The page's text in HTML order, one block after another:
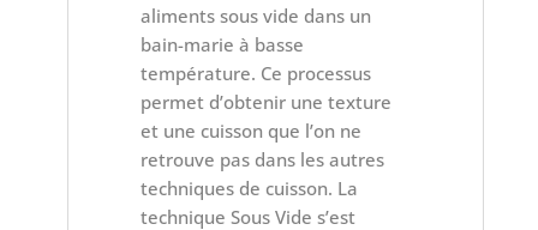
aliments sous vide dans un
bain-marie à basse
température. Ce processus
permet d’obtenir une texture
et une cuisson que l’on ne
retrouve pas dans les autres
techniques de cuisson. La
technique Sous Vide s’est